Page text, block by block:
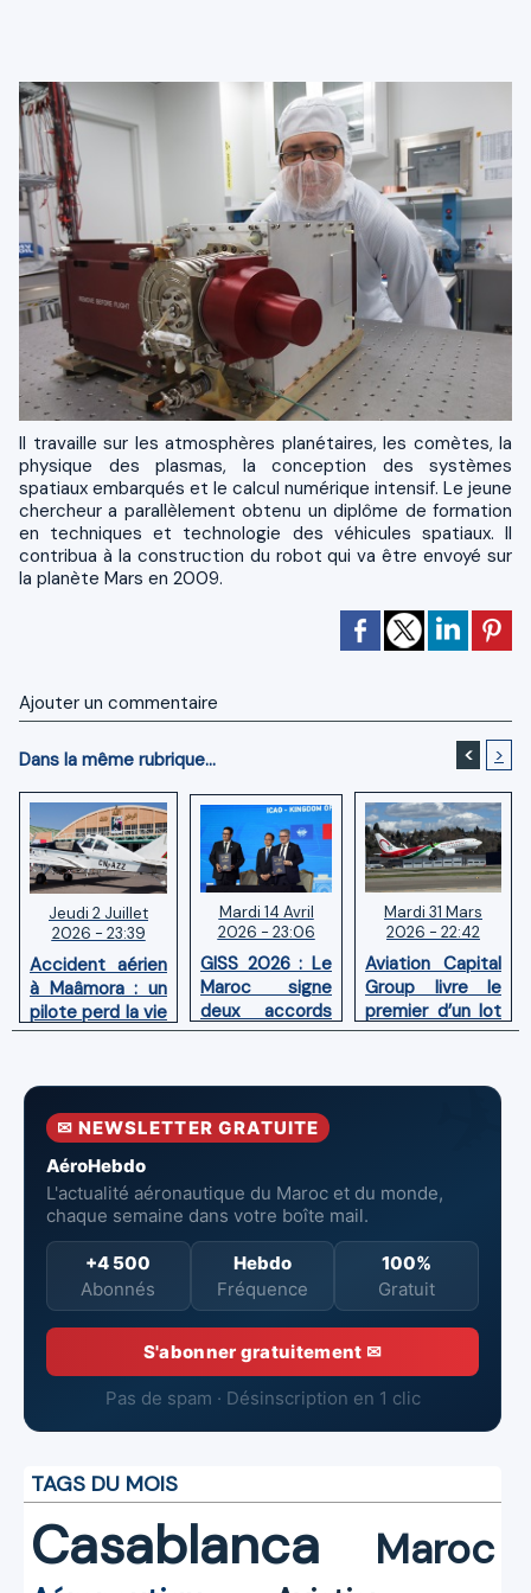
Il travaille sur les atmosphères planétaires, les comètes, la
physique des plasmas, la conception des systèmes
spatiaux embarqués et le calcul numérique intensif. Le jeune
chercheur a parallèlement obtenu un diplôme de formation
en techniques et technologie des véhicules spatiaux. Il
contribua à la construction du robot qui va être envoyé sur
la planète Mars en 2009.
Ajouter un commentaire
Dans la même rubrique... < >
Jeudi 2 Juillet
2026 - 23:39
Accident aérien
à Maâmora : un
pilote perd la vie
en combat
incendie
Mardi 14 Avril
2026 - 23:06
GISS 2026 : Le
Maroc signe
deux accords
avec l'OACI
la surveillance
aériennes.
Mardi 31 Mars
2026 - 22:42
Aviation Capital
Group livre le
premier d’un lot
de six Boeing
neufs à Royal Air
✉ NEWSLETTER GRATUITE
AéroHebdo
L'actualité aéronautique du Maroc et du monde,
chaque semaine dans votre boîte mail.
+4 500
Abonnés
Hebdo
Fréquence
100%
Gratuit
S'abonner gratuitement ✉
Pas de spam · Désinscription en 1 clic
TAGS DU MOIS
Casablanca Maroc